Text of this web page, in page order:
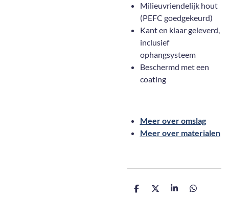
Milieuvriendelijk hout
(PEFC goedgekeurd)
Kant en klaar geleverd,
inclusief
ophangsysteem
Beschermd met een
coating
Meer over omslag
Meer over materialen
D
D
S
D